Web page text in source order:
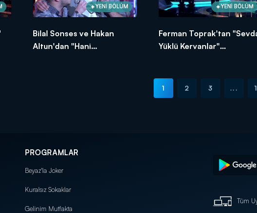
YENİ BÖLÜM
Bilal Sonses ve Hakan
Altun'dan "Hani
YENİ BÖLÜM
Ferman Toprak'tan
Yüklü Kervanlar"
1 2 3 ...
PROGRAMLAR
Beyaz'la Joker
Kuralsız Sokaklar
Gelinim Mutfakta
Tüm